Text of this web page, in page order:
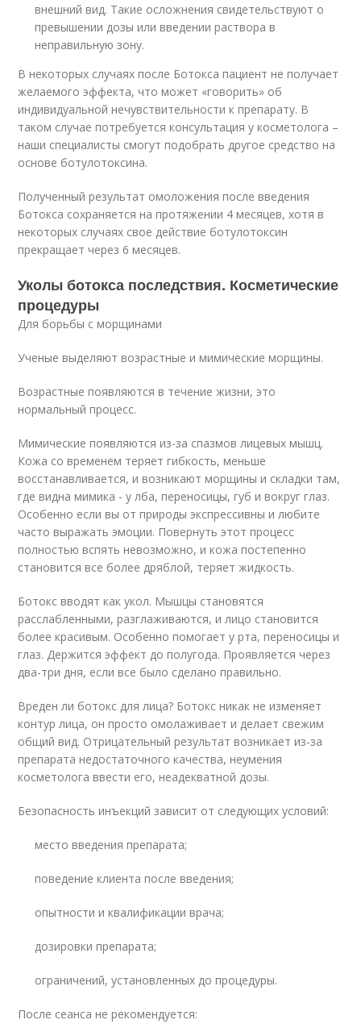
внешний вид. Такие осложнения свидетельствуют о
превышении дозы или введении раствора в
неправильную зону.
В некоторых случаях после Ботокса пациент не получает
желаемого эффекта, что может «говорить» об
индивидуальной нечувствительности к препарату. В
таком случае потребуется консультация у косметолога –
наши специалисты смогут подобрать другое средство на
основе ботулотоксина.
Полученный результат омоложения после введения
Ботокса сохраняется на протяжении 4 месяцев, хотя в
некоторых случаях свое действие ботулотоксин
прекращает через 6 месяцев.
Уколы ботокса последствия. Косметические
процедуры
Для борьбы с морщинами
Ученые выделяют возрастные и мимические морщины.
Возрастные появляются в течение жизни, это
нормальный процесс.
Мимические появляются из-за спазмов лицевых мышц.
Кожа со временем теряет гибкость, меньше
восстанавливается, и возникают морщины и складки там,
где видна мимика - у лба, переносицы, губ и вокруг глаз.
Особенно если вы от природы экспрессивны и любите
часто выражать эмоции. Повернуть этот процесс
полностью вспять невозможно, и кожа постепенно
становится все более дряблой, теряет жидкость.
Ботокс вводят как укол. Мышцы становятся
расслабленными, разглаживаются, и лицо становится
более красивым. Особенно помогает у рта, переносицы и
глаз. Держится эффект до полугода. Проявляется через
два-три дня, если все было сделано правильно.
Вреден ли ботокс для лица? Ботокс никак не изменяет
контур лица, он просто омолаживает и делает свежим
общий вид. Отрицательный результат возникает из-за
препарата недостаточного качества, неумения
косметолога ввести его, неадекватной дозы.
Безопасность инъекций зависит от следующих условий:
место введения препарата;
поведение клиента после введения;
опытности и квалификации врача;
дозировки препарата;
ограничений, установленных до процедуры.
После сеанса не рекомендуется: